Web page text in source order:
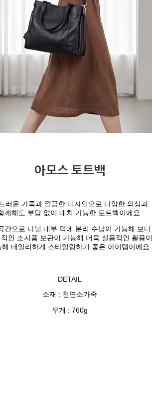
아모스 토트백
러운 가죽과 깔끔한 디자인으로 다양한 의상과
께해도 부담 없이 매치 가능한 토트백이에요.
간으로 나뉜 내부 덕에 분리 수납이 가능해 보다
인 소지품 보관이 가능해 더욱 실용적인 활용이
해 데일리하게 스타일링하기 좋은 아이템이에요.
DETAIL
소재 : 천연소가죽
무게 : 760g